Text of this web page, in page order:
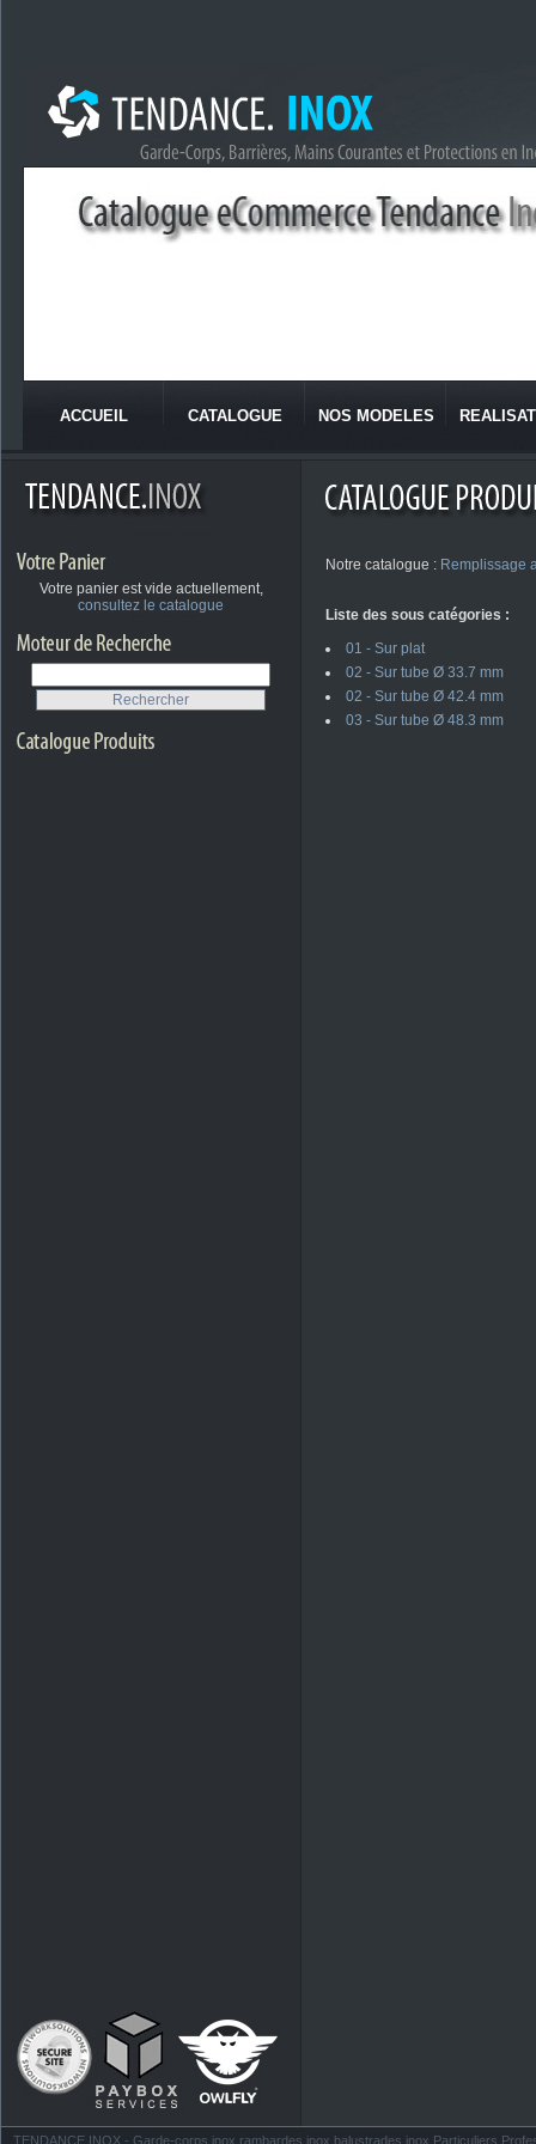
ACCUEIL CATALOGUE NOS MODELES
Votre panier est vide actuellement,
consultez le catalogue
Notre catalogue : Remplissage
Liste des sous catégories :
01 - Sur plat
02 - Sur tube Ø 33.7 mm
02 - Sur tube Ø 42.4 mm
03 - Sur tube Ø 48.3 mm
TENDANCE INOX - Garde-corps inox rambardes inox balustrades inox Particuliers